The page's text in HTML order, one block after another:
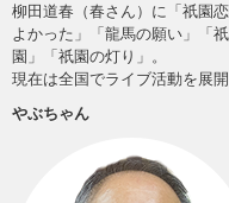
柳田道春（春さん）に「祇園
よかった」「龍馬の願い」「
園」「祇園の灯り」。
現在は全国でライブ活動を展
やぶちゃん